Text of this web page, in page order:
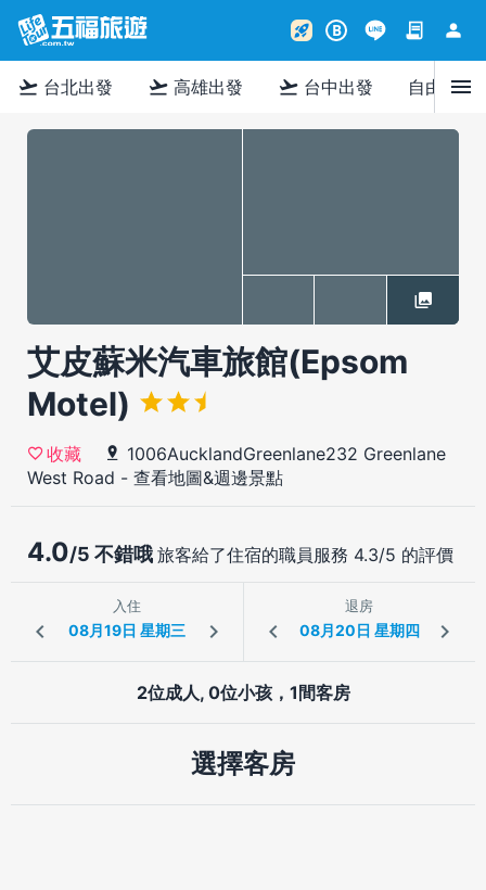
rocket_launch B contract person
flight_takeoff 台北出發 flight_takeoff 高雄出發 flight_takeoff 台中出發 自由行menu
艾皮蘇米汽車旅館(Epsom
Motel)
收藏
1006AucklandGreenlane232 Greenlane
West Road - 查看地圖&週邊景點
4.0/5 不錯哦 旅客給了住宿的職員服務 4.3/5 的評價
入住 退房
2位成人, 0位小孩，1間客房
選擇客房